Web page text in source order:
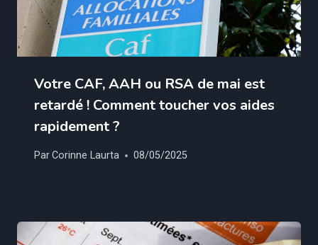
Votre CAF, AAH ou RSA de mai est
retardé ! Comment toucher vos aides
rapidement ?
ParCorinne Laurta 08/05/2025